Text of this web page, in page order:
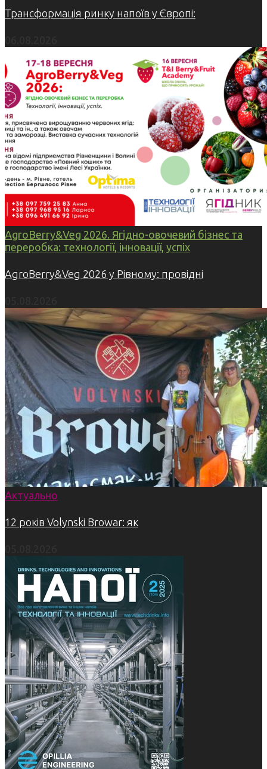
Трансформація ринку напоїв у Європі:
AgroBerry&Veg 2026. Ягідно-овочевий бізнес та
переробка: технології, інновації, успіх
AgroBerry&Veg 2026 у Рівному: провідні
Актуально
12 років Volynski Browar: як